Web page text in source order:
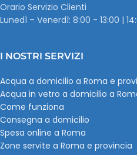
Orario Servizio Clienti
Lunedì – Venerdì: 8:00 - 13:00 |
I NOSTRI SERVIZI
Acqua a domicilio a Roma e
Acqua in vetro a domicilio a
Come funziona
Consegna a domicilio
Spesa online a Roma
Zone servite a Roma e provincia